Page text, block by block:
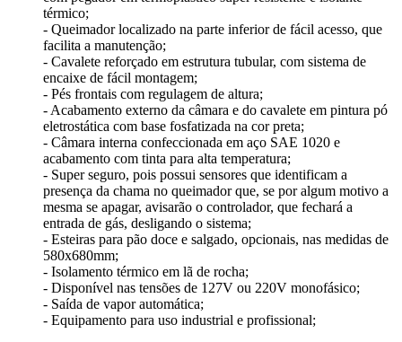
térmico;
- Queimador localizado na parte inferior de fácil acesso, que
facilita a manutenção;
- Cavalete reforçado em estrutura tubular, com sistema de
encaixe de fácil montagem;
- Pés frontais com regulagem de altura;
- Acabamento externo da câmara e do cavalete em pintura pó
eletrostática com base fosfatizada na cor preta;
- Câmara interna confeccionada em aço SAE 1020 e
acabamento com tinta para alta temperatura;
- Super seguro, pois possui sensores que identificam a
presença da chama no queimador que, se por algum motivo a
mesma se apagar, avisarão o controlador, que fechará a
entrada de gás, desligando o sistema;
- Esteiras para pão doce e salgado, opcionais, nas medidas de
580x680mm;
- Isolamento térmico em lã de rocha;
- Disponível nas tensões de 127V ou 220V monofásico;
- Saída de vapor automática;
- Equipamento para uso industrial e profissional;